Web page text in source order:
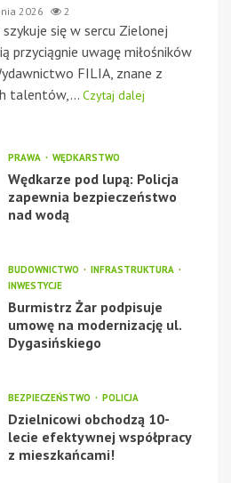
2026 2
się w sercu Zielonej
przyciągnie uwagę miłośników
FILIA, znane z
talentów,... Czytaj dalej
PRAWA WĘDKARSTWO
Wędkarze pod lupą: Policja
zapewnia bezpieczeństwo
nad wodą
BUDOWNICTWO
INFRASTRUKTURA
INWESTYCJE
Burmistrz Żar podpisuje
umowę na modernizację ul.
Dygasińskiego
BEZPIECZEŃSTWO POLICJA
Dzielnicowi obchodzą 10-
lecie efektywnej współpracy
z mieszkańcami!